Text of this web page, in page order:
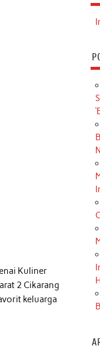
Kuliner
2 Cikarang
keluarga